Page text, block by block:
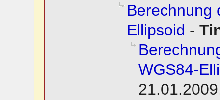
Berechnung
Ellipsoid -
WGS84-